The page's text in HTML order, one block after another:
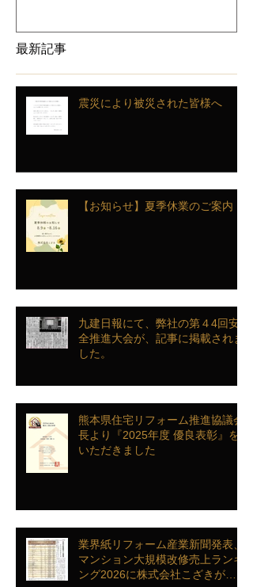
最新記事
震災により被災された皆様へ
【お知らせ】夏季休業のご案内
九建日報にて、弊社の第４4回安
全推進大会が、記事に掲載されま
した。
熊本県住宅リフォーム推進協議会
長より『2025年度 優良表彰』を
いただきました
業界紙リフォーム産業新聞発表、
マンション大規模改修売上ランキ
ング2026に株式会社こざきがラ